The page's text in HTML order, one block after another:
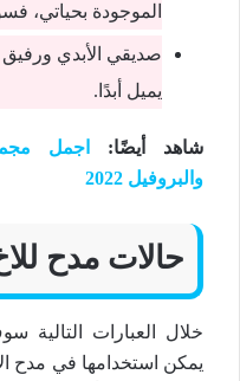
الموجودة بحياتي،
صديقي الأبدي
يميل أبدًا.
شاهد أيضًا:
اجمل
والبروفيل 2022
حالات مدح
خلال العبارات التالية
يمكن استخدامها في مدح